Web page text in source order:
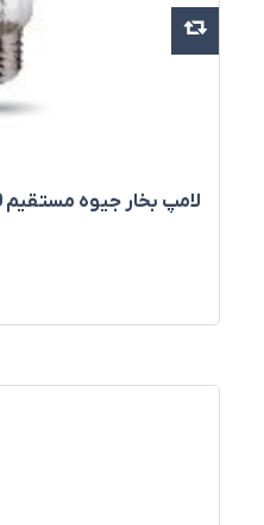
لامپ بخار جیوه مستقیم 250 وات E40 بیضوی زمرد